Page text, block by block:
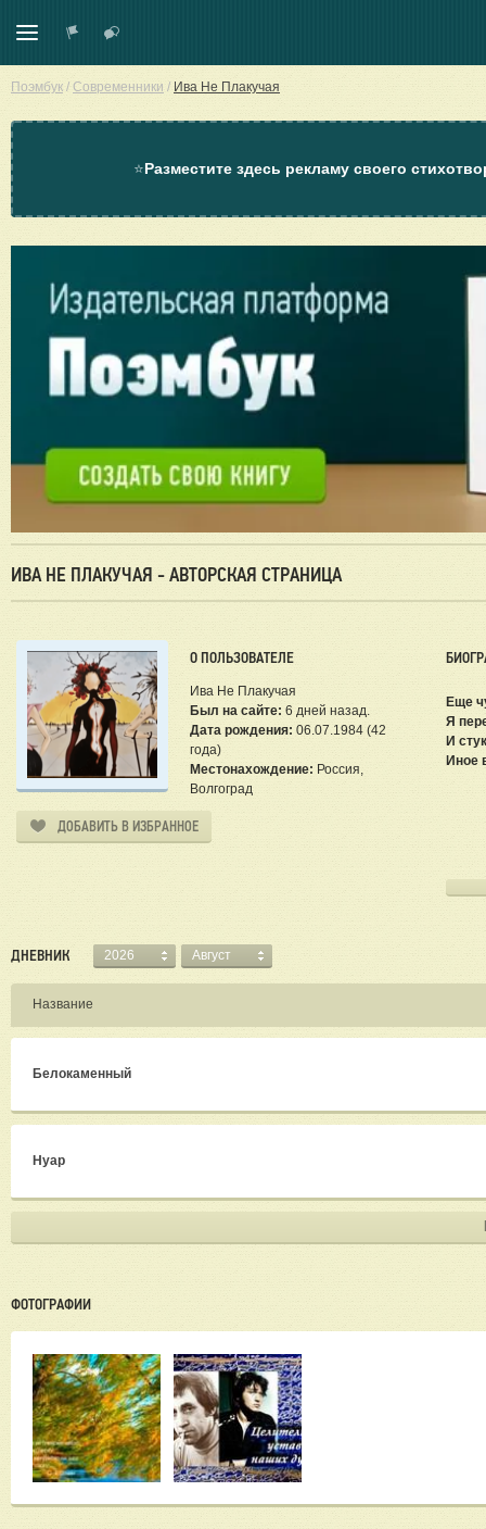
Поэмбук / Современники / Ива Не Плакучая
⭐Разместите здесь рекламу своего
ИВА НЕ ПЛАКУЧАЯ - АВТОРСКАЯ СТРАНИЦА
О ПОЛЬЗОВАТЕЛЕ
Ива Не Плакучая
Был на сайте: 6 дней назад.
Дата рождения: 06.07.1984 (42
года)
Местонахождение: Россия,
Волгоград
ДОБАВИТЬ В ИЗБРАННОЕ
Еще
Я
И
Иное
ДНЕВНИК 2026 Август
Название
Белокаменный
Нуар
ФОТОГРАФИИ